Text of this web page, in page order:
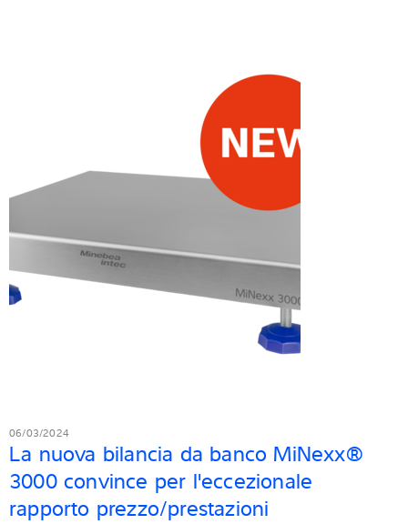
06/03/2024
La nuova bilancia da banco MiNexx®
3000 convince per l'eccezionale
rapporto prezzo/prestazioni